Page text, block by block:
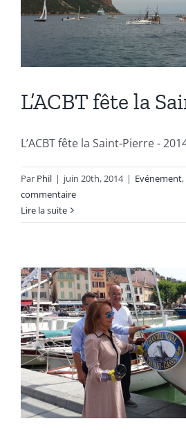
L’ACBT fête la
L’ACBT fête la Saint-Pierre -
Par Phil | juin 20th, 2014 | Evénement,
commentaire
Lire la suite